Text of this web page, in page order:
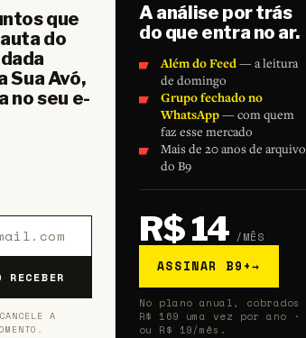
que
do
Sua Avó,
no seu e-
RECEBER
A
A análise por trás
do que entra no ar.
Além do Feed — a leitura
de domingo
Grupo fechado no
WhatsApp— com quem
faz esse mercado
Mais de 20 anos de arquivo
do B9
R$ 14 /MÊS
ASSINAR B9+→
No plano anual, cobrados
R$ 169 uma vez por ano ·
ou R$ 19/mês.